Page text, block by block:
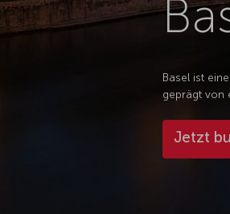
Basel ist
geprägt von
Jetzt